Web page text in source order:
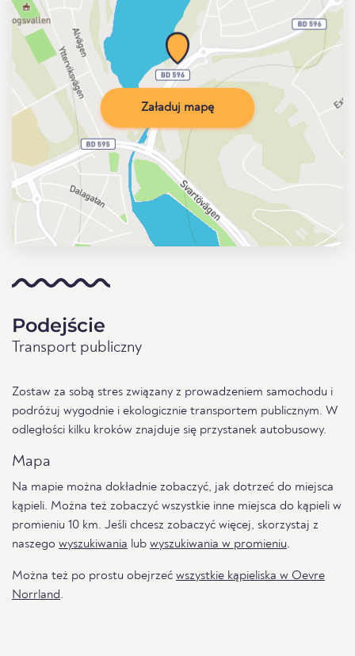
Załaduj mapę
Podejście
Transport publiczny
Zostaw za sobą stres związany z prowadzeniem samochodu i
podróżuj wygodnie i ekologicznie transportem publicznym. W
odległości kilku kroków znajduje się przystanek autobusowy.
Mapa
Na mapie można dokładnie zobaczyć, jak dotrzeć do miejsca
kąpieli. Można też zobaczyć wszystkie inne miejsca do kąpieli w
promieniu 10 km. Jeśli chcesz zobaczyć więcej, skorzystaj z
naszego wyszukiwania lub wyszukiwania w promieniu.
Można też po prostu obejrzeć wszystkie kąpieliska w Oevre
Norrland.